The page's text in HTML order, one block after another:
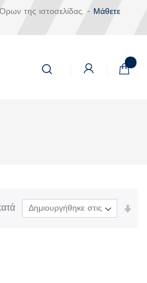
της ιστοσελίδας. - Μάθετε
Το
Αναζήτηση